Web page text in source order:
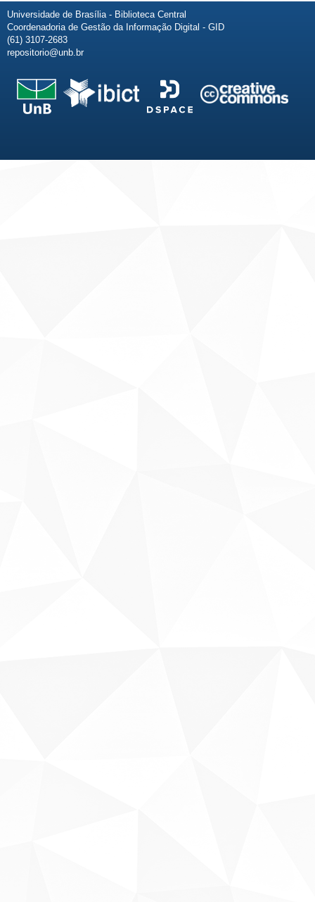
Universidade de Brasília - Biblioteca Central
Coordenadoria de Gestão da Informação Digital - GID
(61) 3107-2683
repositorio@unb.br